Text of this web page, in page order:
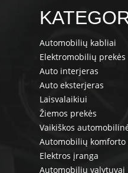
Automobilių kabliai
Elektromobilių prekės
Auto interjeras
Auto eksterjeras
Laisvalaikiui
Žiemos prekės
Vaikiškos
Automobilių komforto
Elektros įranga
Automobilių valytuvai